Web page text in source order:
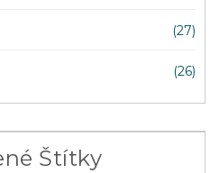
(27)
(26)
Štítky